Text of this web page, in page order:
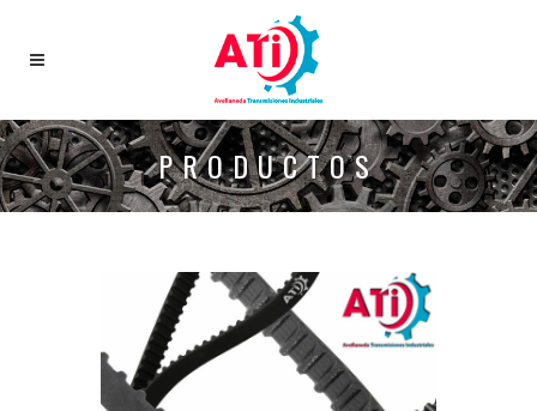
PRODUCTOS